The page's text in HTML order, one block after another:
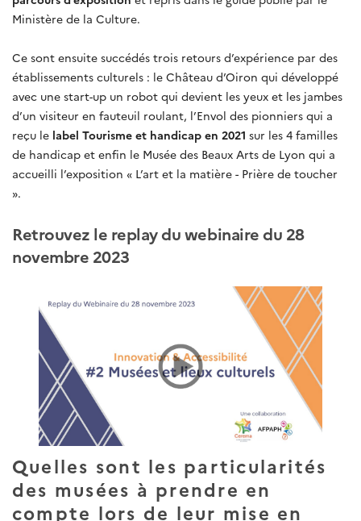
Ministère de la Culture.
Ce sont ensuite succédés trois retours d’expérience par des
établissements culturels : le Château d’Oiron qui développé
avec une start-up un robot qui devient les yeux et les jambes
d’un visiteur en fauteuil roulant, l’Envol des pionniers qui a
reçu le label Tourisme et handicap en 2021 sur les 4 familles
de handicap et enfin le Musée des Beaux Arts de Lyon qui a
accueilli l’exposition « L’art et la matière - Prière de toucher
».
Retrouvez le replay du webinaire du 28
novembre 2023
Quelles sont les particularités
des musées à prendre en
compte lors de leur mise en